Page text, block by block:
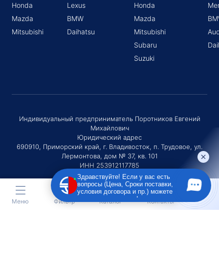
Honda
Mazda
Mitsubishi
Lexus
BMW
Daihatsu
Honda
Mazda
Mitsubishi
Subaru
Suzuki
Индивидуальный предприниматель Поротников Евгений
Михайлович
Юридический адрес
690910, Приморский край, г. Владивосток, п. Трудовое, ул.
Лермонтова, дом № 37, кв. 101
ИНН 253912117785
ОГРНИП 320253600036730
Меню Фильтр Каталог Контакты
Здравствуйте! Если у вас есть
вопросы (Цена, Сроки поставки,
условия договора и пр.) можете
задать их мне в чат!